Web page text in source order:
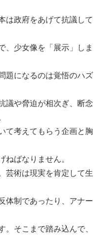
は政府をあげて抗議して
、少女像を「展示」しま
題になるのは覚悟のハズ
議や脅迫が相次ぎ、断念
て考えてもらう企画と胸
ばなりません。
芸術は現実を肯定して生
体制であったり、アナー
。そこまで踏み込んで、